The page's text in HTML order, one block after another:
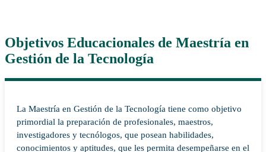
Objetivos Educacionales de Maestría en
Gestión de la Tecnología
La Maestría en Gestión de la Tecnología tiene como objetivo
primordial la preparación de profesionales, maestros,
investigadores y tecnólogos, que posean habilidades,
conocimientos y aptitudes, que les permita desempeñarse en el